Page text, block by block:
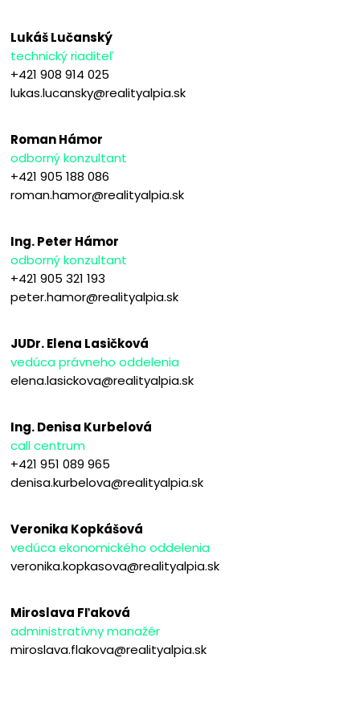
Lukáš Lučanský
technický riaditeľ
+421 908 914 025
lukas.lucansky@realityalpia.sk
Roman Hámor
odborný konzultant
+421 905 188 086
roman.hamor@realityalpia.sk
Ing. Peter Hámor
odborný konzultant
+421 905 321 193
peter.hamor@realityalpia.sk
JUDr. Elena Lasičková
vedúca právneho oddelenia
elena.lasickova@realityalpia.sk
Ing. Denisa Kurbelová
call centrum
+421 951 089 965
denisa.kurbelova@realityalpia.sk
Veronika Kopkášová
vedúca ekonomického oddelenia
veronika.kopkasova@realityalpia.sk
Miroslava Fľaková
administratívny manažér
miroslava.flakova@realityalpia.sk